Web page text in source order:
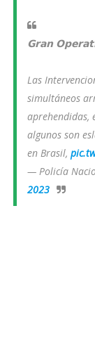
𝗚𝗿𝗮𝗻
Las
simultáneos
aprehendidas,
algunos son
en Brasil,
— Policía
2023